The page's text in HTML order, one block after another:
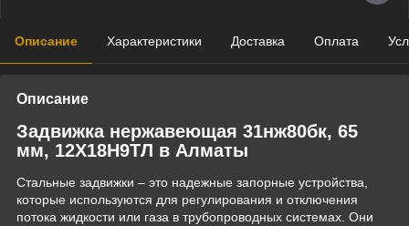
Описание Характеристики Доставка Оплата
Описание
Задвижка нержавеющая 31нж80бк, 65
мм, 12Х18Н9ТЛ в Алматы
Стальные задвижки – это надежные запорные устройства,
которые используются для регулирования и отключения
потока жидкости или газа в трубопроводных системах. Они